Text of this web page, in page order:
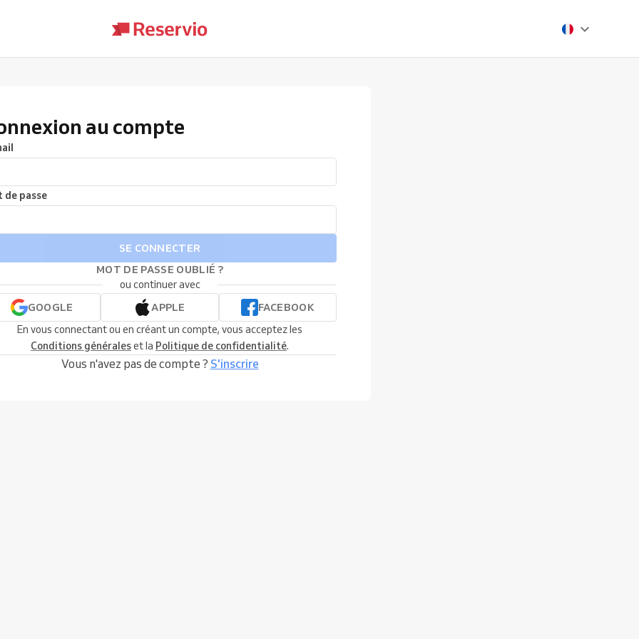
au compte
de passe
SE CONNECTER
MOT DE PASSE OUBLIÉ ?
ou continuer avec
GOOGLE
APPLE
FACEBOOK
En vous connectant ou en créant un compte, vous acceptez les
Conditions généraleset la Politique de confidentialité.
Vous n'avez pas de compte ? S'inscrire